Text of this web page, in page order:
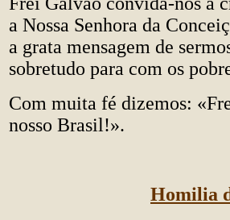
a Nossa Senhora da
a grata mensagem de
sobretudo para com os
Com muita fé dizemos:
nosso Brasil!».
Homilia